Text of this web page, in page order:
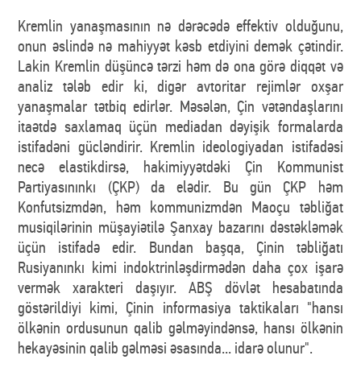
Kremlin yanaşmasının nə dərəcədə effektiv olduğunu,
onun əslində nə mahiyyət kəsb etdiyini demək çətindir.
Lakin Kremlin düşüncə tərzi həm də ona görə diqqət və
analiz tələb edir ki, digər avtoritar rejimlər oxşar
yanaşmalar tətbiq edirlər. Məsələn, Çin vətəndaşlarını
itaətdə saxlamaq üçün mediadan dəyişik formalarda
istifadəni gücləndirir. Kremlin ideologiyadan istifadəsi
necə elastikdirsə, hakimiyyətdəki Çin Kommunist
Partiyasınınkı (ÇKP) da elədir. Bu gün ÇKP həm
Konfutsizmdən, həm kommunizmdən Maoçu təbliğat
musiqilərinin müşayiətilə Şanxay bazarını dəstəkləmək
üçün istifadə edir. Bundan başqa, Çinin təbliğatı
Rusiyanınkı kimi indoktrinləşdirmədən daha çox işarə
vermək xarakteri daşıyır. ABŞ dövlət hesabatında
göstərildiyi kimi, Çinin informasiya taktikaları "hansı
ölkənin ordusunun qalib gəlməyindənsə, hansı ölkənin
hekayəsinin qalib gəlməsi əsasında... idarə olunur".